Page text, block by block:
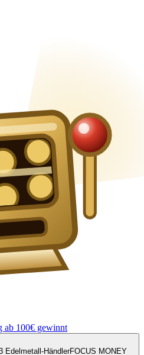
ab 100€ gewinnt
Edelmetall-HändlerFOCUS MONEY